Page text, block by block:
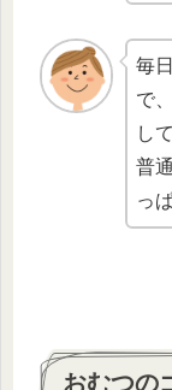
毎
で
し
普
っ
おむつの